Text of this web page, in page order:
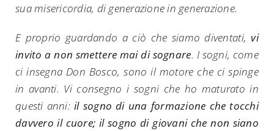
sua misericordia, di generazione in generazione.
E proprio guardando a ciò che siamo diventati,vi
invito a non smettere mai di sognare. I sogni, come
ci insegna Don Bosco, sono il motore che ci spinge
in avanti. Vi consegno i sogni che ho maturato in
questi anni:il sogno di una formazione che tocchi
davvero il cuore; il sogno di giovani che non siano